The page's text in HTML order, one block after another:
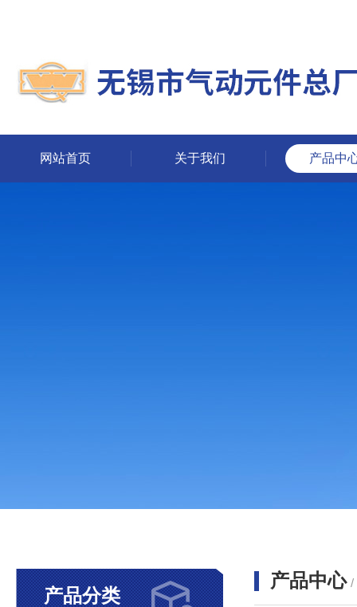
网站首页 关于我们 产品中
产品分类
产品中心 /